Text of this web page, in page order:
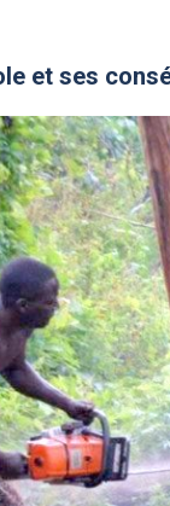
et ses